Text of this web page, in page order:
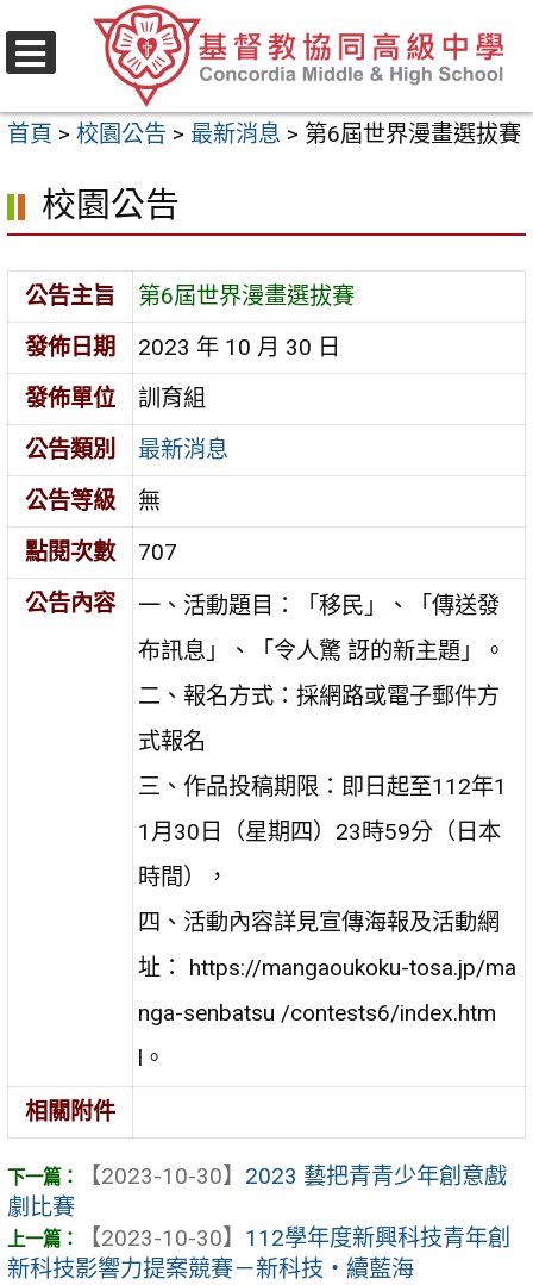
至
要
容
首頁 > 校園公告 > 最新消息 > 第6屆世界漫畫選拔賽
校園公告
公告主旨
第6屆世界漫畫選拔賽
發佈日期
2023 年 10 月 30 日
發佈單位
訓育組
公告類別
最新消息
公告等級
無
點閱次數
707
公告內容
一、活動題目：「移民」、「傳送發
布訊息」、「令人驚 訝的新主題」。
二、報名方式：採網路或電子郵件方
式報名
三、作品投稿期限：即日起至112年1
1月30日（星期四）23時59分（日本
時間），
四、活動內容詳見宣傳海報及活動網
址： https://mangaoukoku-tosa.jp/ma
nga-senbatsu /contests6/index.htm
l。
相關附件
【2023-10-30】 2023 藝把青青少年創意戲
劇比賽
【2023-10-30】 112學年度新興科技青年創
新科技影響力提案競賽－新科技‧續藍海
選
單